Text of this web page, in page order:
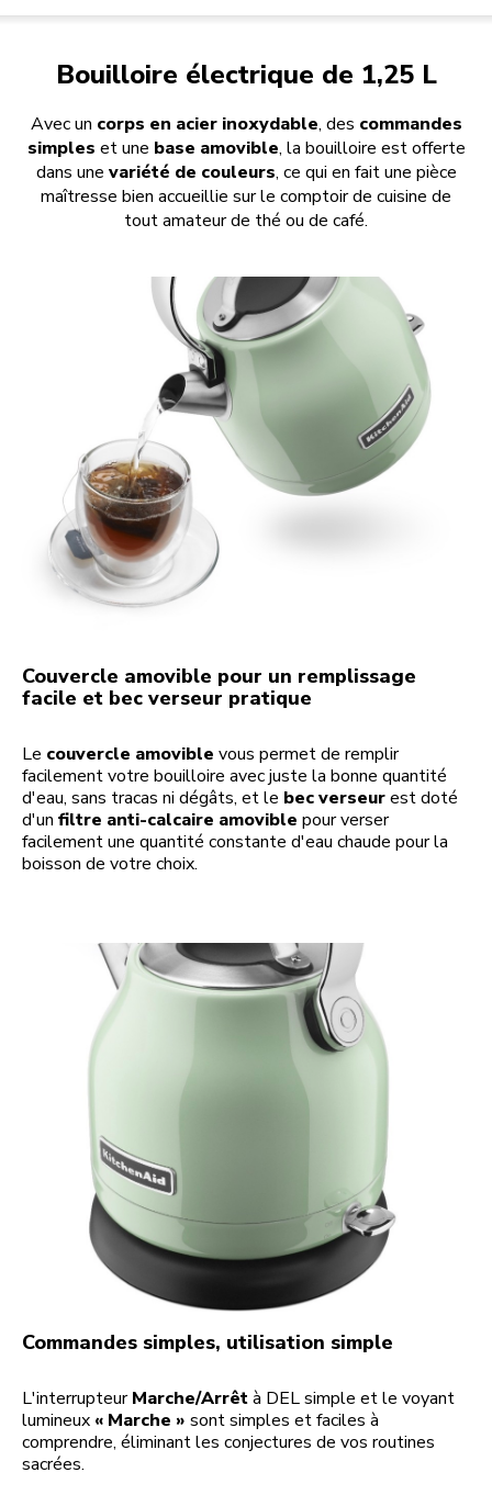
Bouilloire électrique de 1,25 L
Avec un corps en acier inoxydable, des commandes
simples et une base amovible, la bouilloire est offerte
dans une variété de couleurs, ce qui en fait une pièce
maîtresse bien accueillie sur le comptoir de cuisine de
tout amateur de thé ou de café.
Couvercle amovible pour un remplissage
facile et bec verseur pratique
Le couvercle amovible vous permet de remplir
facilement votre bouilloire avec juste la bonne quantité
d'eau, sans tracas ni dégâts, et le bec verseurest doté
d'un filtre anti-calcaire amovible pour verser
facilement une quantité constante d'eau chaude pour la
boisson de votre choix.
Commandes simples, utilisation simple
L'interrupteurMarche/Arrêtà DEL simple et le voyant
lumineux « Marche » sont simples et faciles à
comprendre, éliminant les conjectures de vos routines
sacrées.